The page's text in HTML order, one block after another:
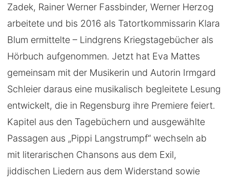
Zadek, Rainer Werner Fassbinder, Werner Herzog
arbeitete und bis 2016 als Tatortkommissarin Klara
Blum ermittelte – Lindgrens Kriegstagebücher als
Hörbuch aufgenommen. Jetzt hat Eva Mattes
gemeinsam mit der Musikerin und Autorin Irmgard
Schleier daraus eine musikalisch begleitete Lesung
entwickelt, die in Regensburg ihre Premiere feiert.
Kapitel aus den Tagebüchern und ausgewählte
Passagen aus „Pippi Langstrumpf“ wechseln ab
mit literarischen Chansons aus dem Exil,
jiddischen Liedern aus dem Widerstand sowie